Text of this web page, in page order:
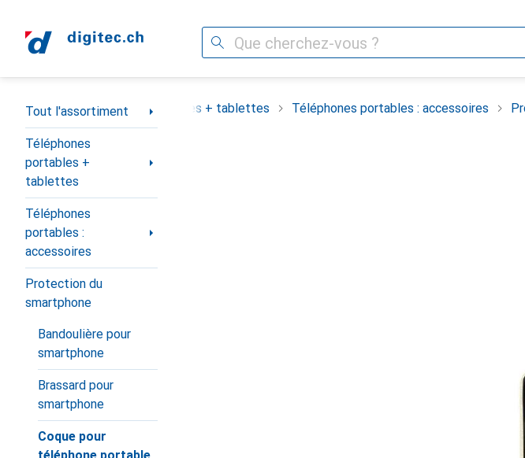
Recherche
Navigation par catégorie
Tout l'assortiment
Téléphones
portables +
tablettes
Téléphones
portables :
accessoires
Protection du
smartphone
Bandoulière pour
smartphone
Brassard pour
smartphone
Coque pour
Téléphones portables + tablettes Téléphones portables : accessoires